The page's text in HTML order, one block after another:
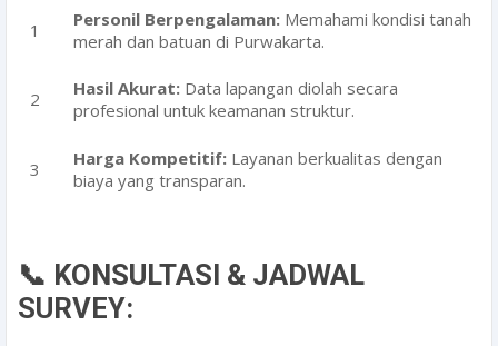
Personil Berpengalaman:Memahami kondisi tanah
merah dan batuan di Purwakarta.
Hasil Akurat:Data lapangan diolah secara
profesional untuk keamanan struktur.
Harga Kompetitif:Layanan berkualitas dengan
biaya yang transparan.
📞 KONSULTASI & JADWAL
SURVEY: